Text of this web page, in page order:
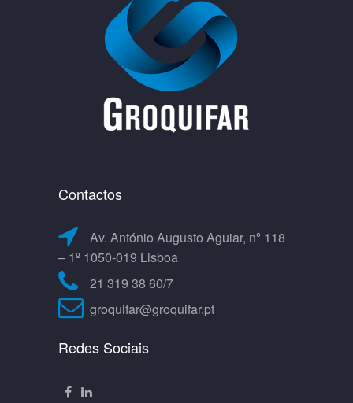
Contactos
Av. António Augusto Aguiar, nº 118
– 1º 1050-019 Lisboa
21 319 38 60/7
groquifar@groquifar.pt
Redes Sociais